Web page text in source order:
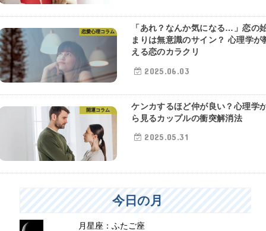
恋愛心理コラム
「あれ？なんか気になる…」恋の
まりは無意識のサイン？ 心理学が
える恋のカラクリ
2025.06.03
開運コラム
ケンカするほど仲が良い？心理学
ら見るカップルの衝突解消法
2025.05.31
今日の月
月星座：ふたご座